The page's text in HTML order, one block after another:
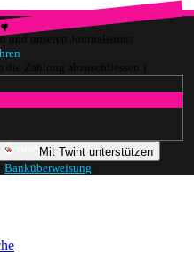
und unseren Journalismus
Zahlung abzuschliessen.)
Mit Twint unterstützen
Banküberweisung